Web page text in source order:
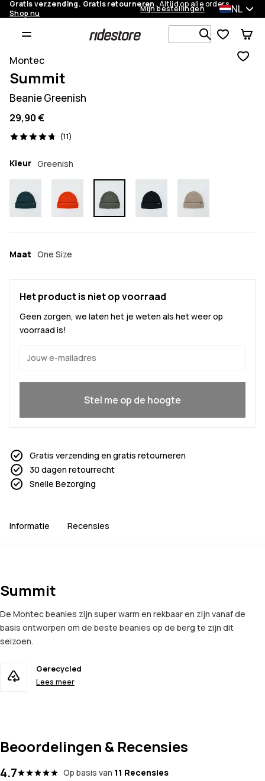
Gratis verzending. Gratis retourneren.Altijd op alle orders.
Shop nu
Mijn bestellingen NL
Zoek in 1
Montec
Summit
Beanie Greenish
29,90 €
(11)
11 beoordelingen, 4.7/5
Kleur Greenish
Maat One Size
Het product is niet op voorraad
Geen zorgen, we laten het je weten als het weer op
voorraad is!
Stel me op de hoogte
Gratis verzending en gratis retourneren
30 dagen retourrecht
Snelle Bezorging
Informatie Recensies
Summit
De Montec beanies zijn super warm en rekbaar en zijn vanaf de
basis ontworpen om de beste beanies op de berg te zijn dit
seizoen.
Gerecycled
Lees meer
Beoordelingen & Recensies
4.7 Op basis van 11 Recensies